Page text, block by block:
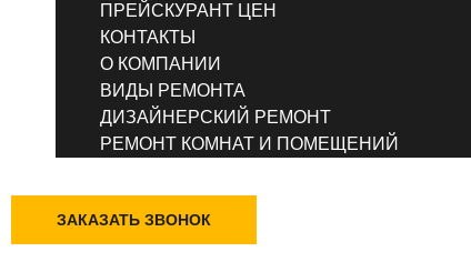
ПРЕЙСКУРАНТ ЦЕН
КОНТАКТЫ
О КОМПАНИИ
ВИДЫ РЕМОНТА
ДИЗАЙНЕРСКИЙ РЕМОНТ
РЕМОНТ КОМНАТ И ПОМЕЩЕНИЙ
ЗАКАЗАТЬ ЗВОНОК